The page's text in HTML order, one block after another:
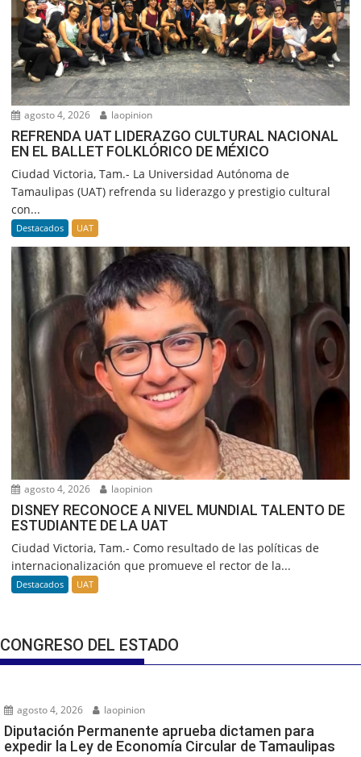
agosto 4, 2026 laopinion
REFRENDA UAT LIDERAZGO CULTURAL NACIONAL
EN EL BALLET FOLKLÓRICO DE MÉXICO
Ciudad Victoria, Tam.- La Universidad Autónoma de
Tamaulipas (UAT) refrenda su liderazgo y prestigio cultural
con...
Destacados UAT
agosto 4, 2026 laopinion
DISNEY RECONOCE A NIVEL MUNDIAL TALENTO DE
ESTUDIANTE DE LA UAT
Ciudad Victoria, Tam.- Como resultado de las políticas de
internacionalización que promueve el rector de la...
Destacados UAT
CONGRESO DEL ESTADO
agosto 4, 2026 laopinion
Diputación Permanente aprueba dictamen para
expedir la Ley de Economía Circular de Tamaulipas